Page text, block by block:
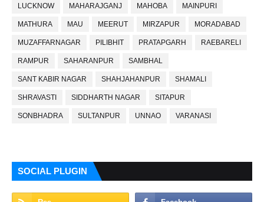
LUCKNOW MAHARAJGANJ MAHOBA MAINPURI
MATHURA MAU MEERUT MIRZAPUR MORADABAD
MUZAFFARNAGAR PILIBHIT PRATAPGARH RAEBARELI
RAMPUR SAHARANPUR SAMBHAL
SANT KABIR NAGAR SHAHJAHANPUR SHAMALI
SHRAVASTI SIDDHARTH NAGAR SITAPUR
SONBHADRA SULTANPUR UNNAO VARANASI
SOCIAL PLUGIN